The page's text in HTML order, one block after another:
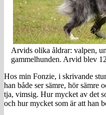
Arvids olika åldrar: valpen,
gammelhunden. Arvid blev
Hos min Fonzie, i skrivande
han både ser sämre, hör sämre
tja, vimsig. Hur mycket av det
och hur mycket som är att han